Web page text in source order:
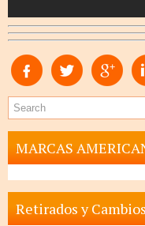
MARCAS
Retirados y